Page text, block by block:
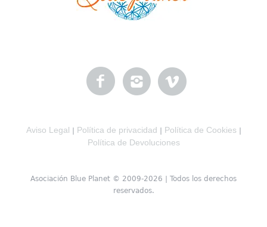
Aviso Legal Política de privacidad Política de Cookies
Política de Devoluciones
Asociación Blue Planet © 2009-2026 | Todos los derechos
reservados.